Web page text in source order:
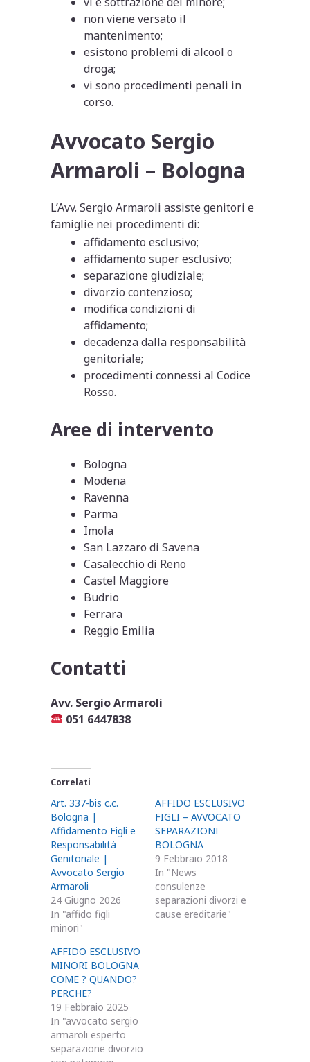
non viene versato il
mantenimento;
esistono problemi di alcool o
droga;
vi sono procedimenti penali in
corso.
Avvocato Sergio
Armaroli – Bologna
L’Avv. Sergio Armaroli assiste genitori e
famiglie nei procedimenti di:
affidamento esclusivo;
affidamento super esclusivo;
separazione giudiziale;
divorzio contenzioso;
modifica condizioni di
affidamento;
decadenza dalla responsabilità
genitoriale;
procedimenti connessi al Codice
Rosso.
Aree di intervento
Bologna
Modena
Ravenna
Parma
Imola
San Lazzaro di Savena
Casalecchio di Reno
Castel Maggiore
Budrio
Ferrara
Reggio Emilia
Contatti
Avv. Sergio Armaroli
051 6447838
Correlati
Art. 337-bis c.c.
Bologna |
Affidamento Figli e
Responsabilità
Genitoriale |
Avvocato Sergio
Armaroli
24 Giugno 2026
In "affido figli
minori"
AFFIDO ESCLUSIVO
FIGLI – AVVOCATO
SEPARAZIONI
BOLOGNA
9 Febbraio 2018
In "News
consulenze
separazioni divorzi e
cause ereditarie"
AFFIDO ESCLUSIVO
MINORI BOLOGNA
COME ? QUANDO?
PERCHE?
19 Febbraio 2025
In "avvocato sergio
armaroli esperto
separazione divorzio